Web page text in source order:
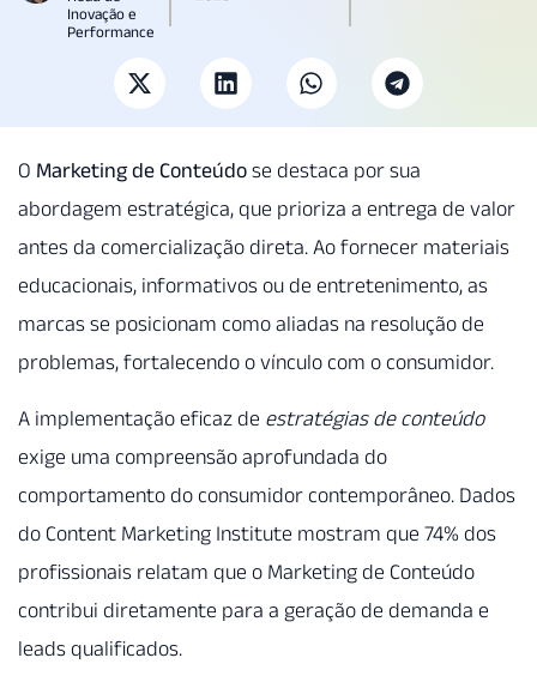
Inovação e
Performance
O Marketing de Conteúdo se destaca por sua
abordagem estratégica, que prioriza a entrega de valor
antes da comercialização direta. Ao fornecer materiais
educacionais, informativos ou de entretenimento, as
marcas se posicionam como aliadas na resolução de
problemas, fortalecendo o vínculo com o consumidor.
A implementação eficaz de estratégias de conteúdo
exige uma compreensão aprofundada do
comportamento do consumidor contemporâneo. Dados
do Content Marketing Institute mostram que 74% dos
profissionais relatam que o Marketing de Conteúdo
contribui diretamente para a geração de demanda e
leads qualificados.